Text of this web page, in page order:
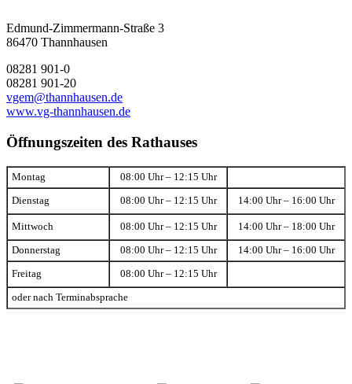
Edmund-Zimmermann-Straße 3
86470 Thannhausen
08281 901-0
08281 901-20
vgem@thannhausen.de
www.vg-thannhausen.de
Öffnungszeiten des Rathauses
Montag 08:00 Uhr – 12:15 Uhr
Dienstag 08:00 Uhr – 12:15 Uhr 14:00 Uhr – 16:00 Uhr
Mittwoch 08:00 Uhr – 12:15 Uhr 14:00 Uhr – 18:00 Uhr
Donnerstag 08:00 Uhr – 12:15 Uhr 14:00 Uhr – 16:00 Uhr
Freitag 08:00 Uhr – 12:15 Uhr
oder nach Terminabsprache